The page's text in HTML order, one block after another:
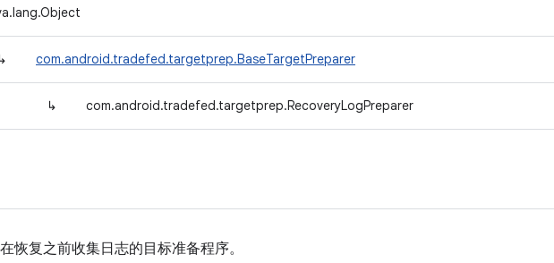
com.android.tradefed.targetprep.BaseTargetPreparer
↳ com.android.tradefed.targetprep.RecoveryLogPreparer
恢复之前收集日志的目标准备程序。